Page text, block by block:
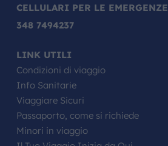
CELLULARI PER LE EMERGENZE
348 7494237
LINK UTILI
Condizioni di viaggio
Info Sanitarie
Viaggiare Sicuri
Passaporto, come si richiede
Minori in viaggio